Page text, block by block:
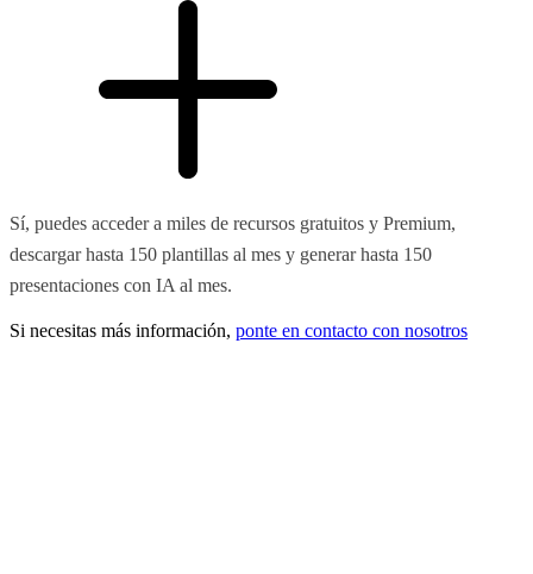
Sí, puedes acceder a miles de recursos gratuitos y Premium,
descargar hasta 150 plantillas al mes y generar hasta 150
presentaciones con IA al mes.
Si necesitas más información, ponte en contacto con nosotros